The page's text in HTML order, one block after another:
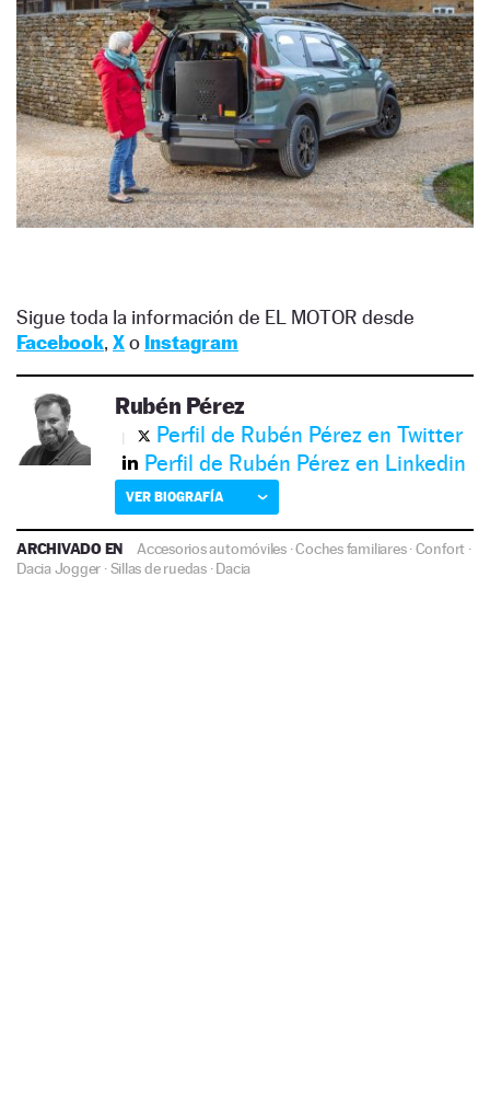
Sigue toda la información de EL MOTOR desde
Facebook, Xo Instagram
Rubén Pérez
Perfil de Rubén Pérez en Twitter
Perfil de Rubén Pérez en Linkedin
VER BIOGRAFÍA
ARCHIVADO EN Accesorios automóviles·Coches familiares·Confort ·
Dacia Jogger ·Sillas de ruedas·Dacia